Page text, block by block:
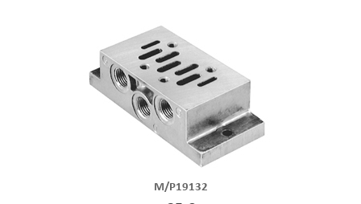
M/P19132